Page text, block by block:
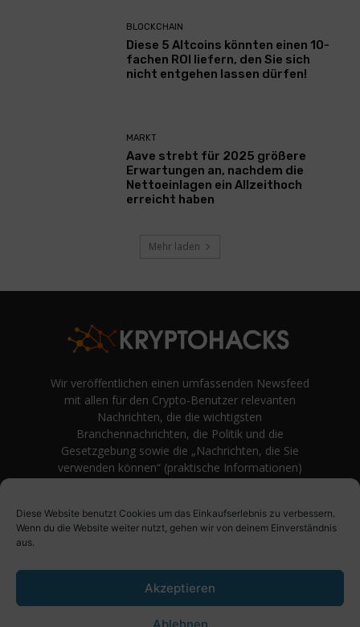
Diese Website benutzt Cookies um das Einkaufserlebnis zu verbessern.
Wenn du die Website weiter nutzt, gehen wir von deinem Einverständnis
aus.
Akzeptieren
Ablehnen
BLOCKCHAIN
Diese 5 Altcoins könnten einen 10-
fachen ROI liefern, den Sie sich
nicht entgehen lassen dürfen!
MARKT
Aave strebt für 2025 größere
Erwartungen an, nachdem die
Nettoeinlagen ein Allzeithoch
erreicht haben
Mehr laden
Wir veröffentlichen einen umfassenden Newsfeed
mit allen für den Crypto-Benutzer relevanten
Nachrichten, die die wichtigsten
Branchennachrichten, die Politik und die
Gesetzgebung sowie die „Nachrichten, die Sie
verwenden können“ (praktische Informationen)
Meinungen rund um Kryptowährung. Einfache
Logik und Beispiele aus der Praxis werden vor
bevorzugt.